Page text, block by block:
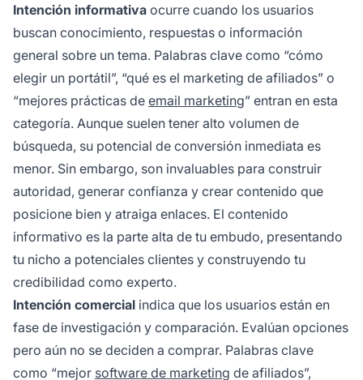
Intención informativa ocurre cuando los usuarios
buscan conocimiento, respuestas o información
general sobre un tema. Palabras clave como “cómo
elegir un portátil”, “qué es el marketing de afiliados” o
“mejores prácticas de email marketing” entran en esta
categoría. Aunque suelen tener alto volumen de
búsqueda, su potencial de conversión inmediata es
menor. Sin embargo, son invaluables para construir
autoridad, generar confianza y crear contenido que
posicione bien y atraiga enlaces. El contenido
informativo es la parte alta de tu embudo, presentando
tu nicho a potenciales clientes y construyendo tu
credibilidad como experto.
Intención comercial indica que los usuarios están en
fase de investigación y comparación. Evalúan opciones
pero aún no se deciden a comprar. Palabras clave
como “mejor software de marketing de afiliados”,